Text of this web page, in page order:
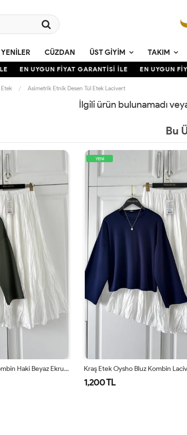
YENILER CÜZDAN ÜST GIYIM TAKIM
EN UYGUN FİYAT GARANTİSİ İLE EN UYGUN
Etek Asimetrik Etnik Desen Tül Etek Lacivert
İlgili ürün bulunamadı
Bu
Kraş Etek Oysho Bluz Kombin Lacivert Beyaz Ekru Lacivert